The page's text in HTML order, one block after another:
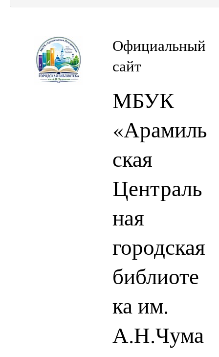
Официальный
сайт
МБУК
«Арамиль
ская
Централь
ная
городская
библиоте
ка им.
А.Н.Чума